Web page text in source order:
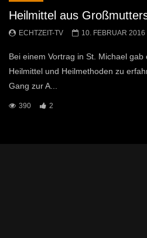
Heilmittel aus
ECHTZEIT-TV 10. FEBRUAR 2016
Bei einem Vortrag in St. Michael
Heilmittel und Heilmethoden zu
Gang zur A...
390 2